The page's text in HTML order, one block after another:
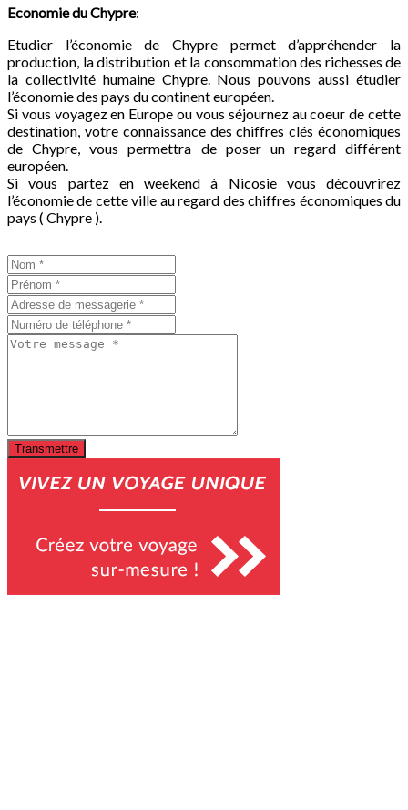
Economie duChypre:
Etudier l’économie de Chypre permet d’appréhender la
production, la distribution et la consommation des richesses de
la collectivité humaine Chypre. Nous pouvons aussi étudier
l’économie des pays du continent européen.
Si vous voyagez en Europe ou vous séjournez au coeur de cette
destination, votre connaissance des chiffres clés économiques
de Chypre, vous permettra de poser un regard différent
européen.
Si vous partez en weekend à Nicosie vous découvrirez
l’économie de cette ville au regard des chiffres économiques du
pays ( Chypre ).